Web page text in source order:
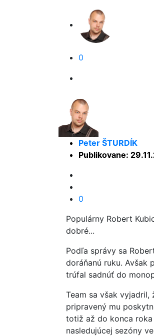
0
Peter ŠTURDÍK
Publikovane:
0
Populárny Robert
dobré...
Podľa správy sa
doráňanú ruku. Avšak
trúfal sadnúť do
Team sa však
pripravený mu
totiž až do konca roka
nasledujúcej sezóny